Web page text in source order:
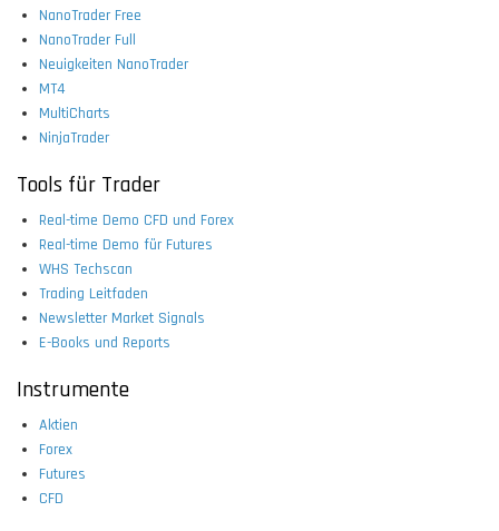
NanoTrader Free
NanoTrader Full
Neuigkeiten NanoTrader
MT4
MultiCharts
NinjaTrader
Tools für Trader
Real-time Demo CFD und Forex
Real-time Demo für Futures
WHS Techscan
Trading Leitfaden
Newsletter Market Signals
E-Books und Reports
Instrumente
Aktien
Forex
Futures
CFD